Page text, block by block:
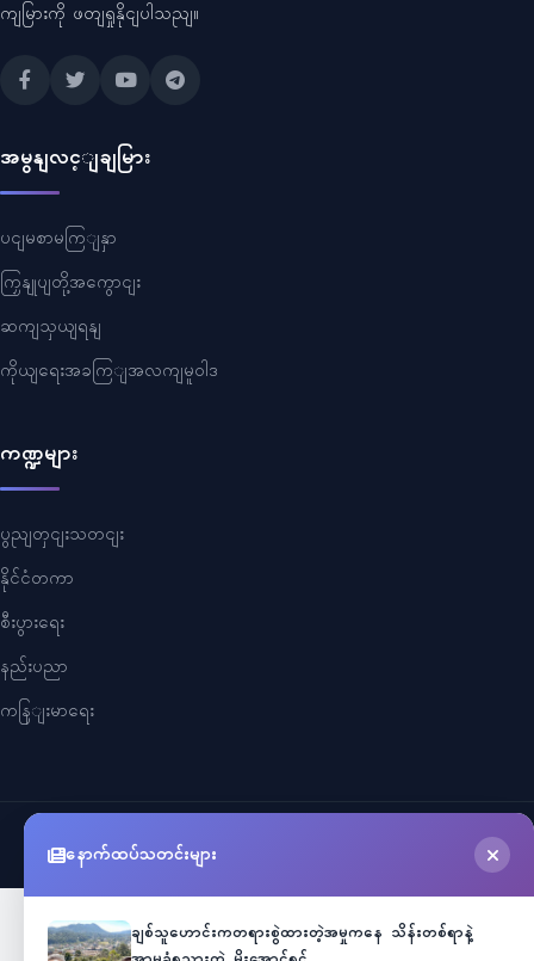
ကျမြားကို ဖတျရှုနိုငျပါသညျ။
အမွနျလင့ျချမြား
ပငျမစာမကြျနှာ
ကြှနျုပျတို့အကွောငျး
ဆကျသှယျရနျ
ကိုယျရေးအခကြျအလကျမူဝါဒ
ကဏ္ဍများ
ပွညျတှငျးသတငျး
နိုင်ငံတကာ
စီးပွားရေး
နည်းပညာ
ကနြျးမာရေး
© 2026Myanmar Cele News
နောက်ထပ်သတင်းများ
ချစ်သူဟောင်းကတရားစွဲထားတဲ့အမှုကနေ သိန်းတစ်ရာနဲ့